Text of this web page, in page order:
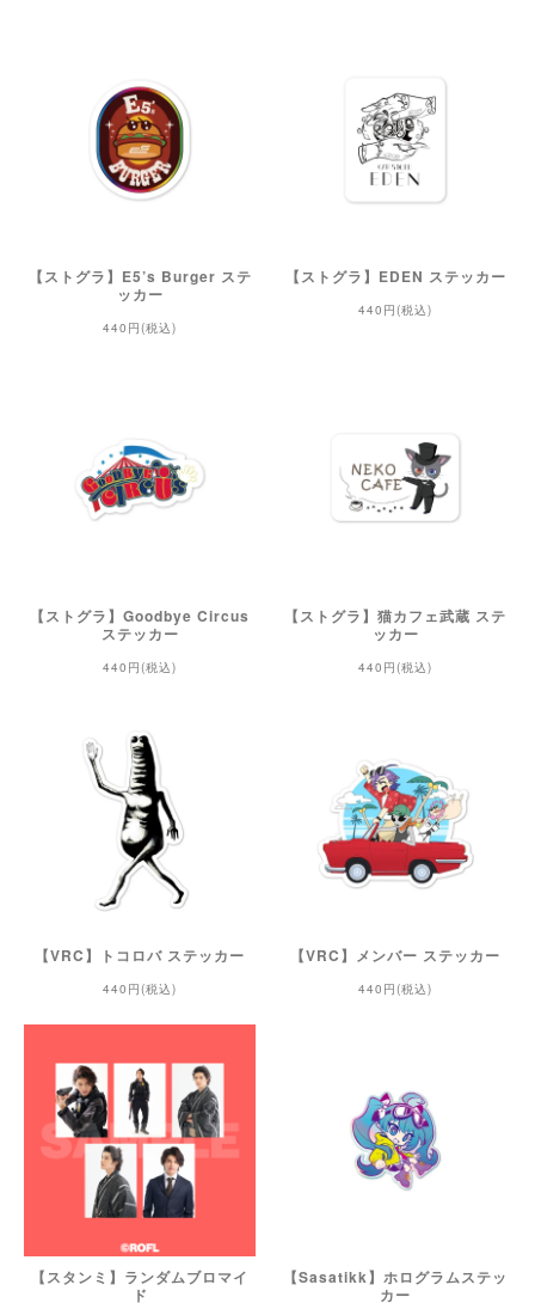
【ストグラ】E5’s Burger ステ
ッカー
440円(税込)
【ストグラ】EDEN ステッカー
440円(税込)
【ストグラ】Goodbye Circus
ステッカー
440円(税込)
【ストグラ】猫カフェ武蔵 ステ
ッカー
440円(税込)
【VRC】トコロバ ステッカー
440円(税込)
【VRC】メンバー ステッカー
440円(税込)
【スタンミ】ランダムブロマイ
ド
【Sasatikk】ホログラムステッ
カー